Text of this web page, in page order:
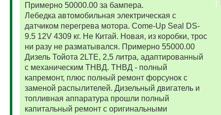
Примерно 50000.00 за бампера.
Лебедка автомобильная электрическая с
датчиком перегрева мотора. Come-Up Seal DS-
9.5 12V 4309 кг. Не Китай. Новая, из коробки, трос
ни разу не разматывался. Примерно 55000.00
Дизель Тойота 2LTE, 2,5 литра, адаптированный
с механическим ТНВД. ТНВД - полный
капремонт, плюс полный ремонт форсунок с
заменой распылителей. Дизельный двигатель и
топливная аппаратура прошли полный
капитальный ремонт с оригинальными